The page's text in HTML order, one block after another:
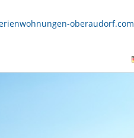
oberaudorf.com